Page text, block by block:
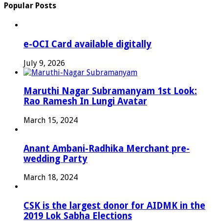
Popular Posts
e-OCI Card available digitally
July 9, 2026
Maruthi Nagar Subramanyam 1st Look:
Rao Ramesh In Lungi Avatar
March 15, 2024
Anant Ambani-Radhika Merchant pre-
wedding Party
March 18, 2024
CSK is the largest donor for AIDMK in the
2019 Lok Sabha Elections